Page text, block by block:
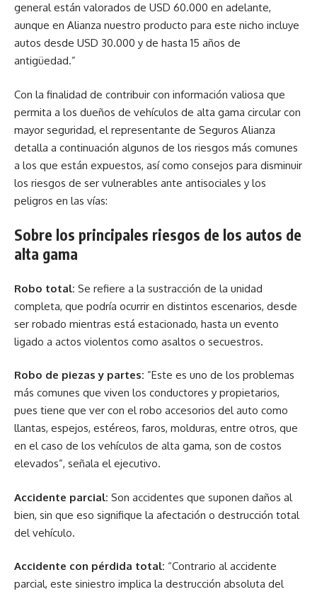
general están valorados de USD 60.000 en adelante,
aunque en Alianza nuestro producto para este nicho incluye
autos desde USD 30.000 y de hasta 15 años de
antigüedad.”
Con la finalidad de contribuir con información valiosa que
permita a los dueños de vehículos de alta gama circular con
mayor seguridad, el representante de Seguros Alianza
detalla a continuación algunos de los riesgos más comunes
a los que están expuestos, así como consejos para disminuir
los riesgos de ser vulnerables ante antisociales y los
peligros en las vías:
Sobre los principales riesgos de los autos de
alta gama
Robo total: Se refiere a la sustracción de la unidad
completa, que podría ocurrir en distintos escenarios, desde
ser robado mientras está estacionado, hasta un evento
ligado a actos violentos como asaltos o secuestros.
Robo de piezas y partes: ”Este es uno de los problemas
más comunes que viven los conductores y propietarios,
pues tiene que ver con el robo accesorios del auto como
llantas, espejos, estéreos, faros, molduras, entre otros, que
en el caso de los vehículos de alta gama, son de costos
elevados”, señala el ejecutivo.
Accidente parcial: Son accidentes que suponen daños al
bien, sin que eso signifique la afectación o destrucción total
del vehículo.
Accidente con pérdida total: “Contrario al accidente
parcial, este siniestro implica la destrucción absoluta del